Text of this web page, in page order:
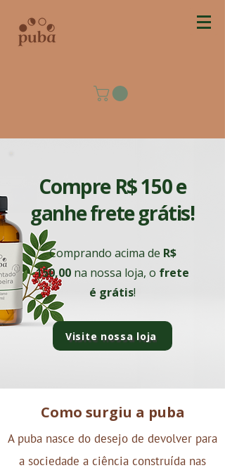
Compre R$ 150 e
ganhe frete grátis!
Comprando acima de R$
150,00 na nossa loja, o frete
é grátis!
Visite nossa loja
Como surgiu a puba
A puba nasce do desejo de devolver para
a sociedade a ciência construída nas